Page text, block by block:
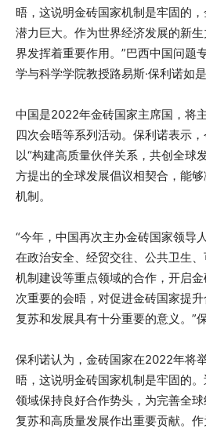
晤，这说明金砖国家机制是牢固的
潜力巨大。作为世界经济发展的新
界发挥着重要作用。”巴西中国问题
学与科学学院教授路易斯·保利诺如是
中国是2022年金砖国家主席国，将
四次会晤等系列活动。保利诺表示
以“构建高质量伙伴关系，共创全球
方提出的全球发展倡议相契合，能
机制。
“今年，中国再次主办金砖国家领导
在政治安全、经贸交往、公共卫生、
机制建设等重点领域的合作，开启
次重要的会晤，对促进金砖国家提
复苏和发展具有十分重要的意义。”
保利诺认为，金砖国家在2022年将
晤，这说明金砖国家机制是牢固的
领域保持良好合作势头，为完善全
复苏和高质量发展作出重要贡献。